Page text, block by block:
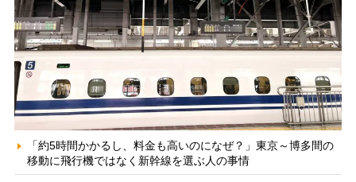
「約5時間かかるし、料金も高いのになぜ？」東京～博多間の
移動に飛行機ではなく新幹線を選ぶ人の事情